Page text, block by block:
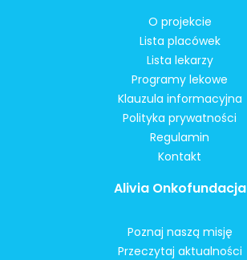
O projekcie
Lista placówek
Lista lekarzy
Programy lekowe
Klauzula informacyjna
Polityka prywatności
Regulamin
Kontakt
Alivia Onkofundacja
Poznaj naszą misję
Przeczytaj aktualności